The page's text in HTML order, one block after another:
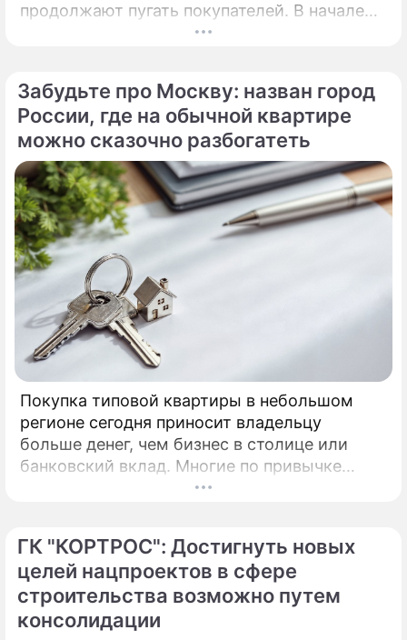
продолжают пугать покупателей. В начале
2026 года московские новостройки
Забудьте про Москву: назван город
России, где на обычной квартире
можно сказочно разбогатеть
Покупка типовой квартиры в небольшом
регионе сегодня приносит владельцу
больше денег, чем бизнес в столице или
банковский вклад. Многие по привычке
думают, что инвестировать в жилье нужно
ГК "КОРТРОС": Достигнуть новых
целей нацпроектов в сфере
строительства возможно путем
консолидации